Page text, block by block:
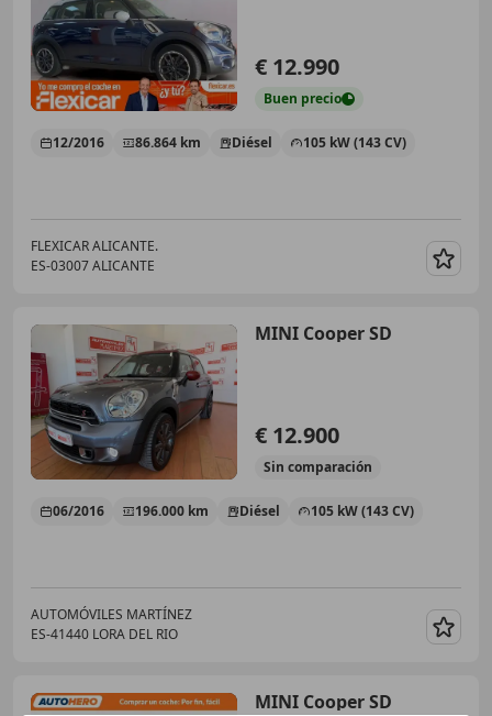
€ 12.990
Buen precio
12/2016 86.864 km Diésel 105 kW (143 CV)
FLEXICAR ALICANTE.
ES-03007 ALICANTE
MINI Cooper SD
€ 12.900
Sin comparación
06/2016 196.000 km Diésel 105 kW (143 CV)
AUTOMÓVILES MARTÍNEZ
ES-41440 LORA DEL RIO
MINI Cooper SD